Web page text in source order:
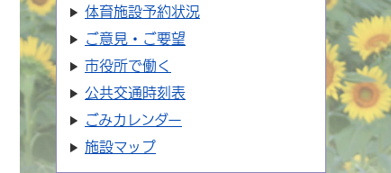
体育施設予約状況
ご意見・ご要望
市役所で働く
公共交通時刻表
ごみカレンダー
施設マップ